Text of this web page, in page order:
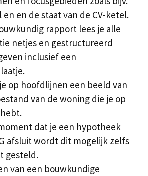
en en de staat van de CV-ketel.
rapport lees je alle
netjes en gestructureerd
inclusief een
op hoofdlijnen een beeld van
van de woning die je op
dat je een hypotheek
afsluit wordt dit mogelijk zelfs
gesteld.
van een bouwkundige